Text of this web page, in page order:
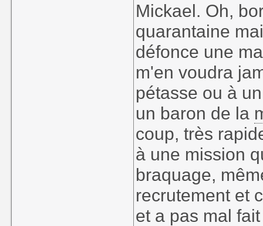
Mickael. Oh,
quarantaine
défonce une
m'en voudra
pétasse ou à
un baron de la
coup, très
à une mission
braquage,
recrutement et
et a pas mal